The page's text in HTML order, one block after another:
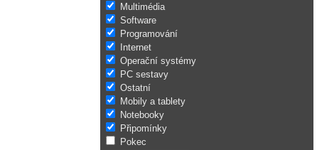
Multimédia
Software
Programování
Internet
Operační systémy
PC sestavy
Ostatní
Mobily a tablety
Notebooky
Připomínky
Pokec